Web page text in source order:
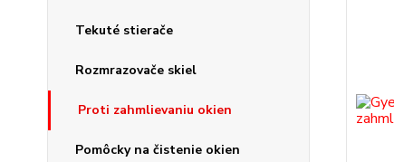
Tekuté stierače
Rozmrazovače skiel
Proti zahmlievaniu okien
Pomôcky na čistenie okien